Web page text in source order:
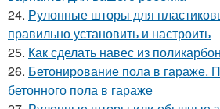
24. Рулонные шторы для
правильно установить и настроить
25. Как сделать навес из
26. Бетонирование пола в гараже.
бетонного пола в гараже